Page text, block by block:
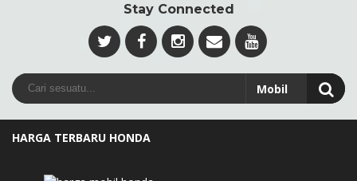
Stay Connected
HARGA TERBARU HONDA